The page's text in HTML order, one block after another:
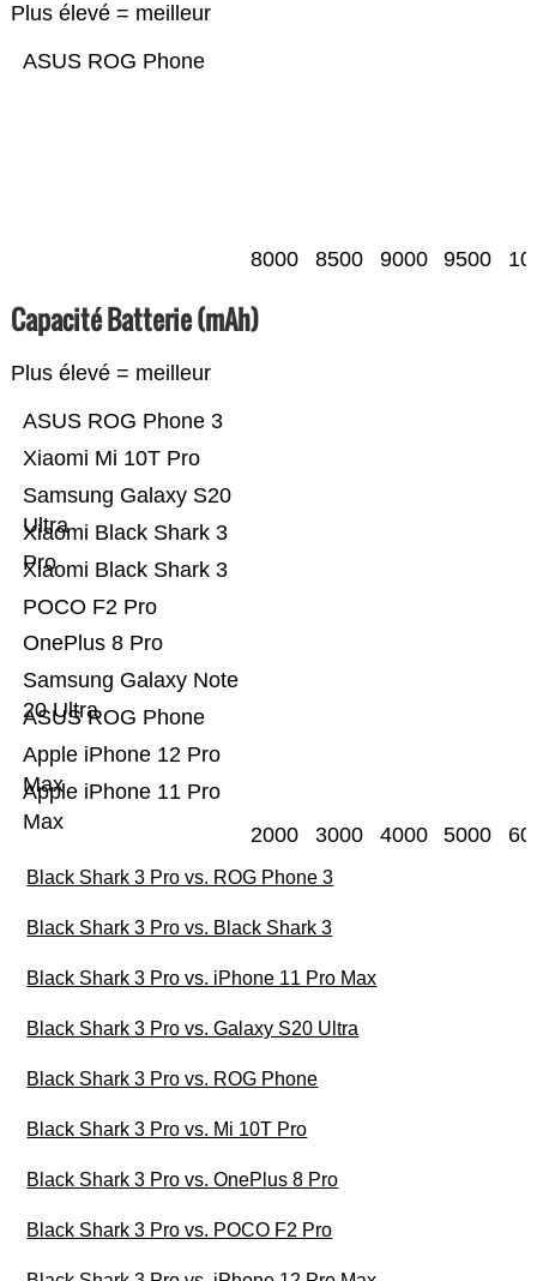
Plus élevé = meilleur
ASUS ROG Phone
8000 8500 9000 9500
Capacité Batterie (mAh)
Plus élevé = meilleur
Apple iPhone 11 Pro
Max
Apple iPhone 12 Pro
Max
ASUS ROG Phone
Samsung Galaxy Note
20 Ultra
OnePlus 8 Pro
POCO F2 Pro
Xiaomi Black Shark 3
Xiaomi Black Shark 3
Pro
Samsung Galaxy S20
Ultra
Xiaomi Mi 10T Pro
ASUS ROG Phone 3
2000 3000 4000 5000
Black Shark 3 Pro vs. ROG Phone 3
Black Shark 3 Pro vs. Black Shark 3
Black Shark 3 Pro vs. iPhone 11 Pro Max
Black Shark 3 Pro vs. Galaxy S20 Ultra
Black Shark 3 Pro vs. ROG Phone
Black Shark 3 Pro vs. Mi 10T Pro
Black Shark 3 Pro vs. OnePlus 8 Pro
Black Shark 3 Pro vs. POCO F2 Pro